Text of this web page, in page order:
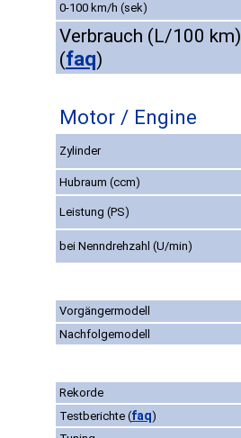
0-100 km/h (sek)
Verbrauch (L/100 km)
(faq)
Motor / Engine
Zylinder
Hubraum (ccm)
Leistung (PS)
bei Nenndrehzahl (U/min)
Vorgängermodell
Nachfolgemodell
Rekorde
Testberichte (faq)